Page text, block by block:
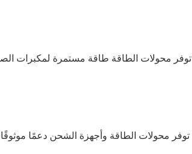
توفر محولات الطاقة طاقة مستمرة لمكبرات
توفر محولات الطاقة وأجهزة الشحن دعمًا